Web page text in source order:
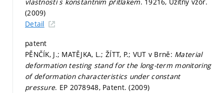
(2009)
Detail
patent
PĚNČÍK, J.; MATĚJKA, L.; ŽÍTT, P.; VUT v Brně: Material
deformation testing stand for the long-term monitoring
of deformation characteristics under constant
pressure. EP 2078948, Patent. (2009)